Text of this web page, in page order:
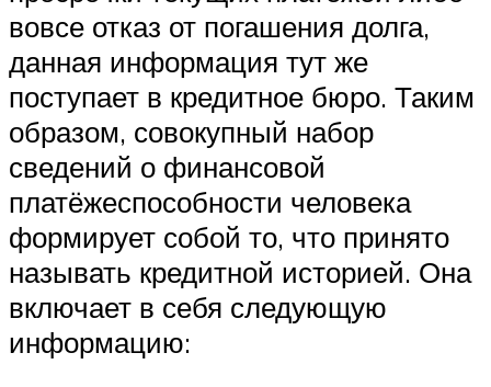
вовсе отказ от погашения долга,
данная информация тут же
поступает в кредитное бюро. Таким
образом, совокупный набор
сведений о финансовой
платёжеспособности человека
формирует собой то, что принято
называть кредитной историей. Она
включает в себя следующую
информацию: